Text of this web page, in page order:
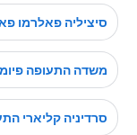
סיציליה פאלרמו
משדה התעופה
סרדיניה קליארי